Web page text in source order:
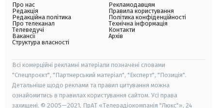
Про нас
Редакція
Редакційна політика
Про телеканал
Телеведучі
Вакансії
Структура власності
Рекламодавцям
Правила користування
Політика конфіденційності
Технічна інформація
Контакти
Архів
Всі комерційні рекламні матеріали позначені словами
"Спецпроєкт", "Партнерський матеріал", "Експерт", "Позиція".
Детальніше щодо реклами та правил цитування можна
ознайомитись в правилах користування сайтом. Усі права
захищені. © 2005—2021, ПрАТ «Телерадіокомпанія "Люкс"», 24